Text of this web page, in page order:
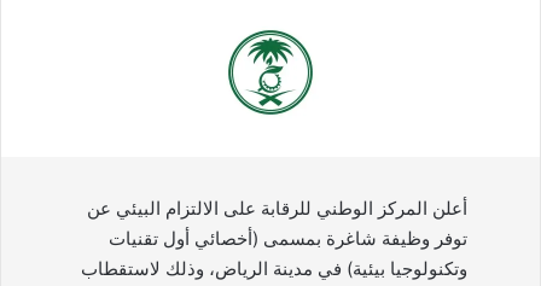
أعلن المركز الوطني للرقابة على الالتزام البيئي عن
توفر وظيفة شاغرة بمسمى (أخصائي أول تقنيات
وتكنولوجيا بيئية) في مدينة الرياض، وذلك لاستقطاب